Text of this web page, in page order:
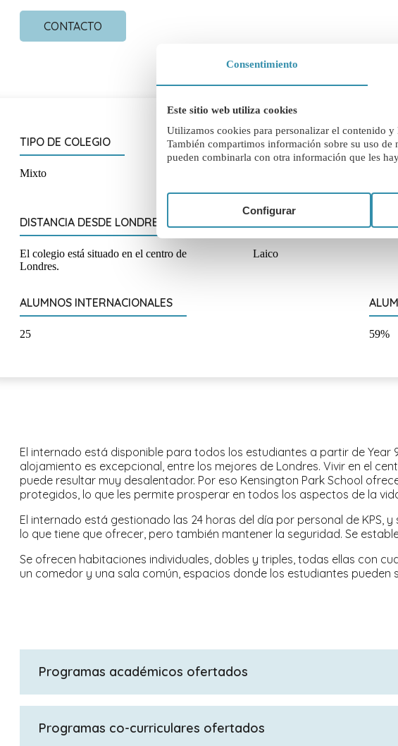
CONTACTO
TIPO DE COLEGIO
Mixto
RANGO EDAD
DISTANCIA DESDE LONDRES
El colegio está situado en el centro de
Londres.
Laico
ALUMNOS INTERNACIONALES
25 59%
El internado está disponible para todos los estudiantes a partir de Year
alojamiento es excepcional, entre los mejores de Londres. Vivir en el
puede resultar muy desalentador. Por eso Kensington Park School
protegidos, lo que les permite prosperar en todos los aspectos de la
El internado está gestionado las 24 horas del día por personal de
lo que tiene que ofrecer, pero también mantener la seguridad. Se
Se ofrecen habitaciones individuales, dobles y triples, todas ellas con
un comedor y una sala común, espacios donde los estudiantes pueden
Programas académicos ofertados
Programas co-curriculares ofertados
Consentimiento
Este sitio web utiliza cookies
Utilizamos cookies para personalizar el contenido
También compartimos información sobre su uso
pueden combinarla con otra información que les
Configurar